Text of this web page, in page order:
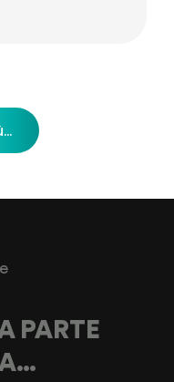
PARTE